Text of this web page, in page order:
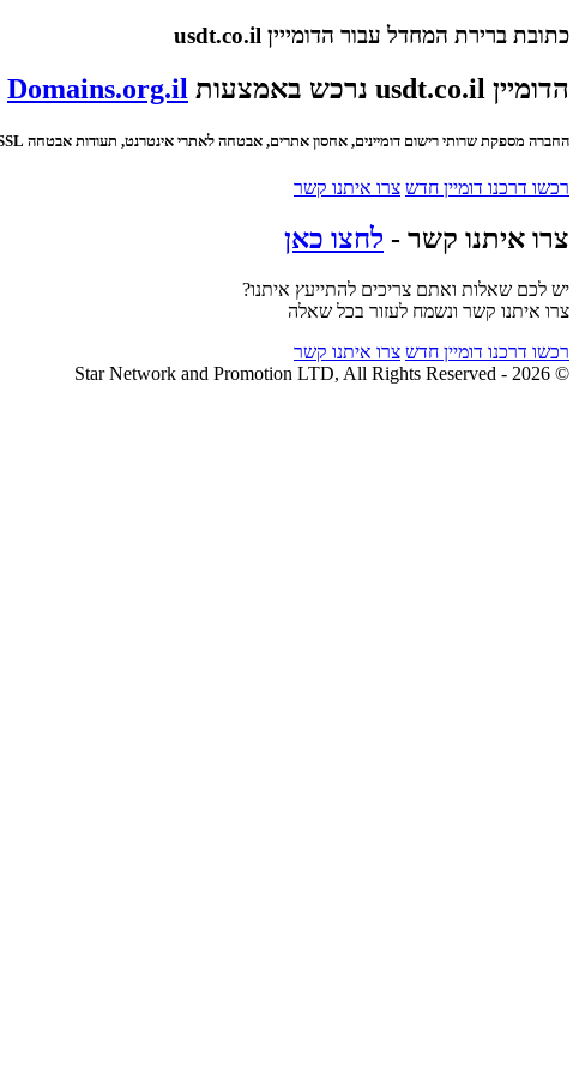
כתובת ברירת המחדל עבור הדומייין usdt.co.il
הדומיין usdt.co.il נרכש באמצעות Domains.org.il
החברה מספקת שרותי רישום דומיינים, אחסון אתרים, אבטחה לאתרי אינטרנט, תעודות אבטחה SSL ועוד...
רכשו דרכנו דומיין חדש צרו איתנו קשר
צרו איתנו קשר - לחצו כאן
יש לכם שאלות ואתם צריכים להתייעץ איתנו?
צרו איתנו קשר ונשמח לעזור בכל שאלה
רכשו דרכנו דומיין חדש צרו איתנו קשר
© 2026 - Star Network and Promotion LTD, All Rights Reserved